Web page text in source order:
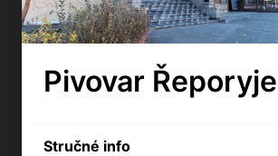
Pivovar Řeporyje
Stručné info